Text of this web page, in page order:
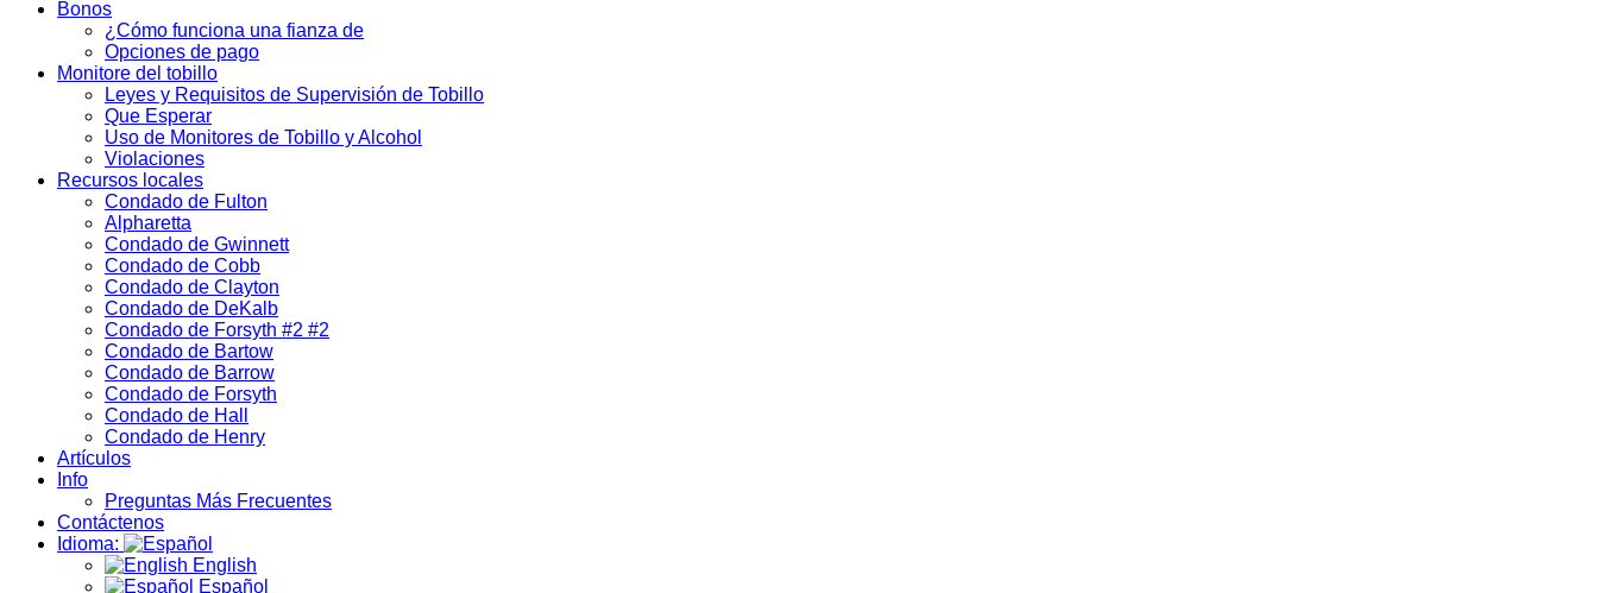
Bonos
¿Cómo funciona una fianza de
Opciones de pago
Monitore del tobillo
Leyes y Requisitos de Supervisión de Tobillo
Que Esperar
Uso de Monitores de Tobillo y Alcohol
Violaciones
Recursos locales
Condado de Fulton
Alpharetta
Condado de Gwinnett
Condado de Cobb
Condado de Clayton
Condado de DeKalb
Condado de Forsyth #2 #2
Condado de Bartow
Condado de Barrow
Condado de Forsyth
Condado de Hall
Condado de Henry
Artículos
Info
Preguntas Más Frecuentes
Contáctenos
Idioma:
English
Español